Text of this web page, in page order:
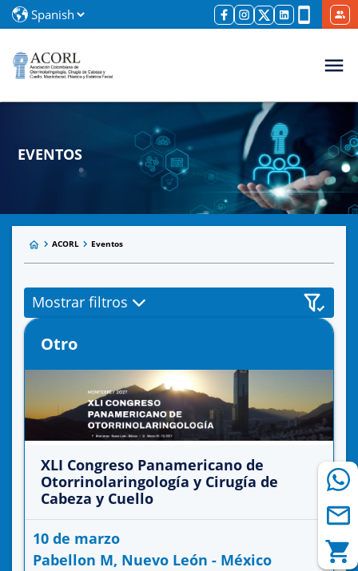
EVENTOS
ACORL Eventos
Mostrar filtros
Otro
XLI Congreso Panamericano de
Otorrinolaringología y Cirugía de
Cabeza y Cuello
10 de marzo
Pabellon M, Nuevo León - México